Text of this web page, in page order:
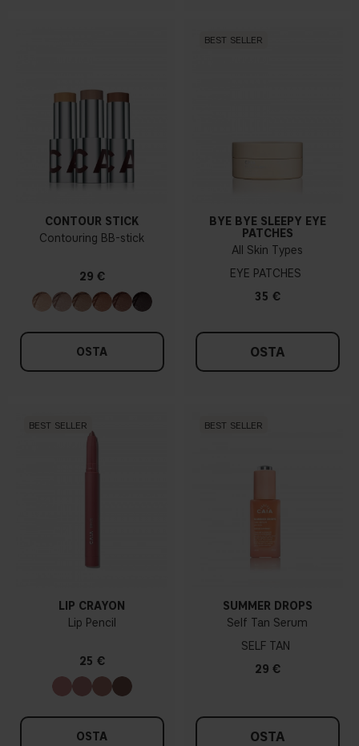
CONTOUR STICK
Contouring BB-stick
29 €
OSTA
BEST SELLER
BYE BYE SLEEPY EYE
PATCHES
All Skin Types
EYE PATCHES
35 €
OSTA
BEST SELLER
LIP CRAYON
Lip Pencil
25 €
OSTA
BEST SELLER
SUMMER DROPS
Self Tan Serum
SELF TAN
29 €
OSTA